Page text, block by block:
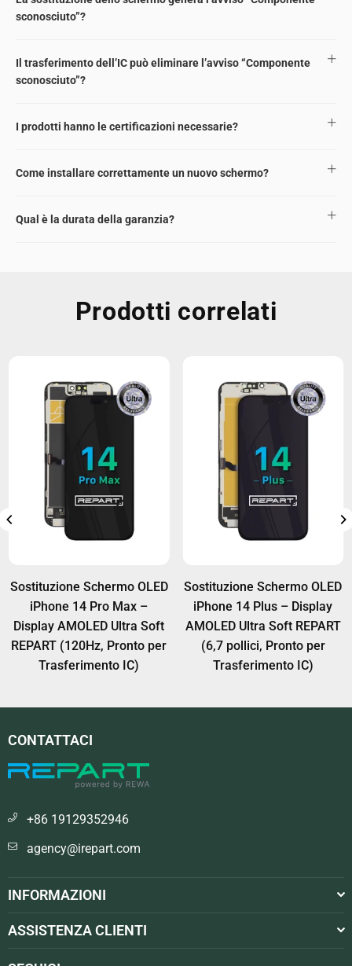
sconosciuto”?
Il trasferimento dell’IC può eliminare l’avviso “Componente
sconosciuto”?
I prodotti hanno le certificazioni necessarie?
Come installare correttamente un nuovo schermo?
Qual è la durata della garanzia?
Prodotti correlati
Sostituzione Schermo OLED
iPhone 14 Pro Max –
Display AMOLED Ultra Soft
REPART (120Hz, Pronto per
Trasferimento IC)
Sostituzione Schermo OLED
iPhone 14 Plus – Display
AMOLED Ultra Soft REPART
(6,7 pollici, Pronto per
Trasferimento IC)
CONTATTACI
+86 19129352946
agency@irepart.com
INFORMAZIONI
ASSISTENZA CLIENTI